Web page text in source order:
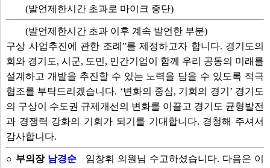
(발언제한시간 초과로 마이크 중단)
(발언제한시간 초과 이후 계속 발언한 부분)
구상 사업추진에 관한 조례”를 제정하고자 합니다. 경기도의
회와 경기도, 시군, 도민, 민간기업이 함께 우리 공동의 미래를
설계하고 개발을 추진할 수 있는 노력을 담을 수 있도록 적극
협조를 부탁드리겠습니다. ‘변화의 중심, 기회의 경기’ 경기도
의 구상이 수도권 규제개선의 변화를 이끌고 경기도 균형발전
과 경쟁력 강화의 기회가 되기를 기대합니다. 경청해 주셔서
감사합니다.
○ 부의장 남경순
임창휘 의원님 수고하셨습니다. 다음은 이